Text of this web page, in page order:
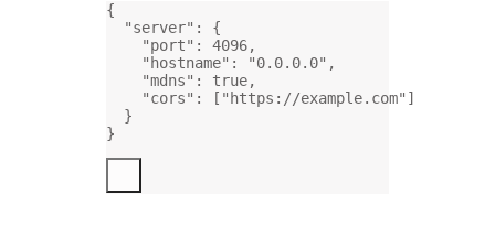
{
"server" : {
"port" : 4096,
"hostname" : "0.0.0.0" ,
"mdns" : true,
"cors" : [ "https://example.com" ]
}
}